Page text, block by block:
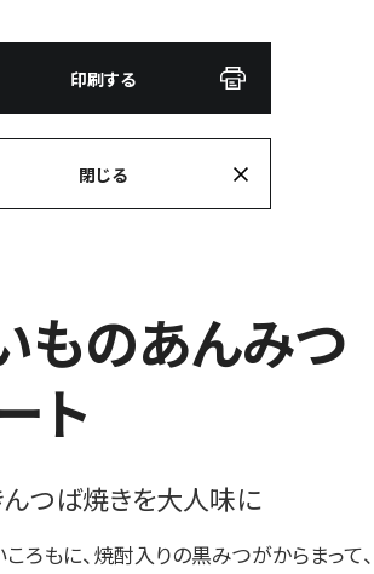
印刷する
閉じる
ものあんみつ
ト
つば焼きを大人味に
ろもに、焼酎入りの黒みつがからまって、